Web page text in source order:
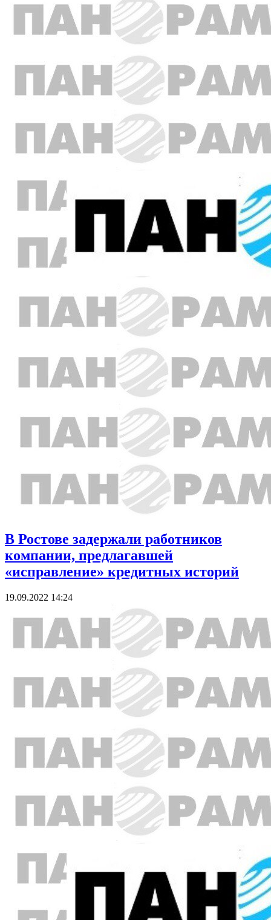
В Ростове задержали работников
компании, предлагавшей
«исправление» кредитных историй
19.09.2022 14:24